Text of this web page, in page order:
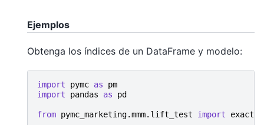
Ejemplos
Obtenga los índices de un DataFrame y modelo:
import pymc as
pm
import
pandas as pd
from pymc_marketing.mmm.lift_test import